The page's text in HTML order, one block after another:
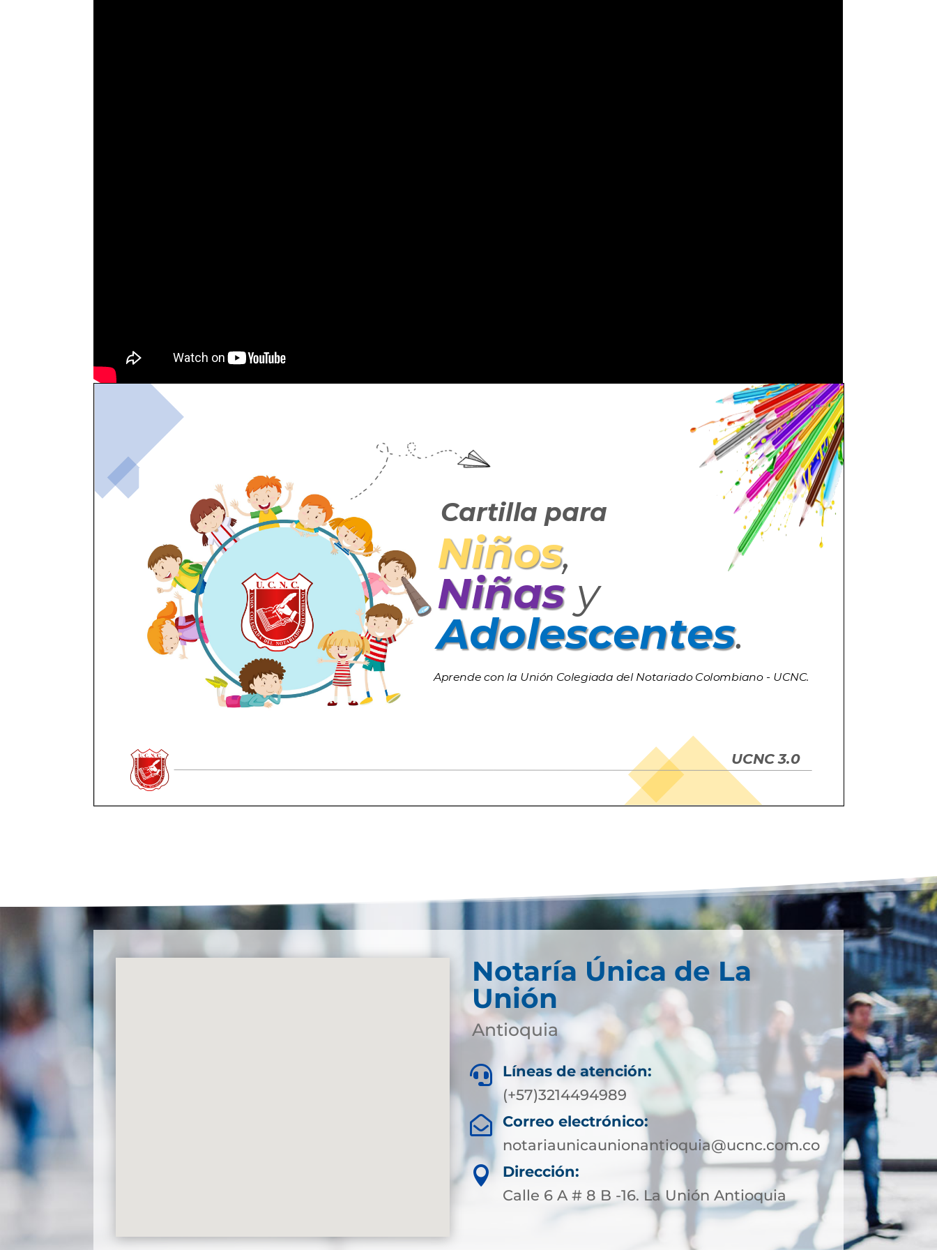
Notaría Única de La
Unión
Antioquia

Líneas de atención:
(+57)3214494989

Correo electrónico:
notariaunicaunionantioquia@ucnc.com.co

Dirección:
Calle 6 A # 8 B -16. La Unión Antioquia